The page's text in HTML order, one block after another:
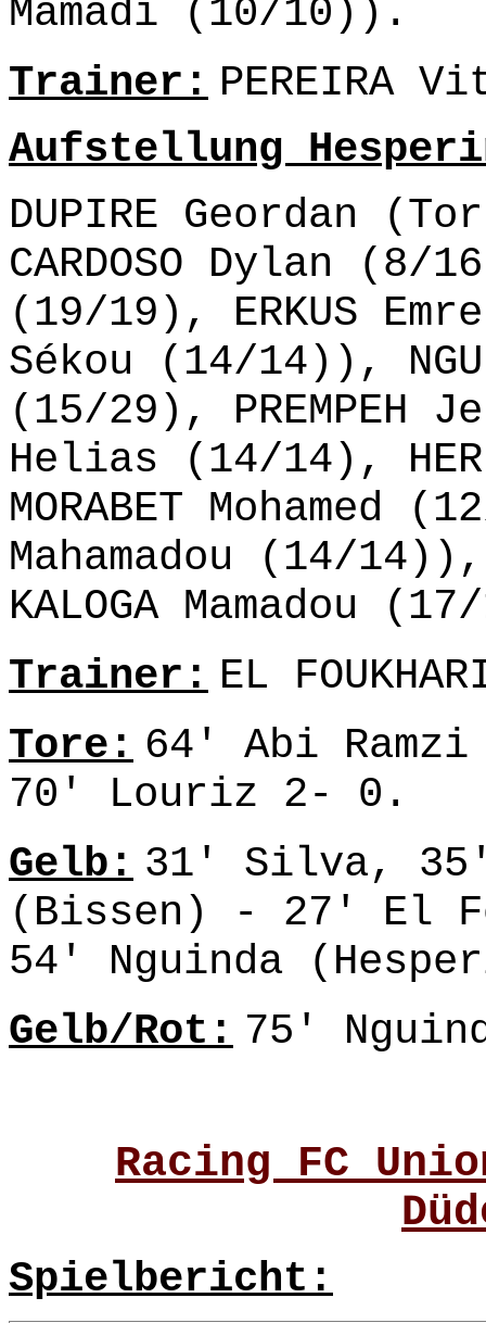
Mamadi (10/10)).
Trainer: PEREIRA
Aufstellung
DUPIRE Geordan
CARDOSO Dylan (8/
(19/19), ERKUS
Sékou (14/14)),
(15/29), PREMPEH
Helias (14/14),
MORABET Mohamed
Mahamadou (14/
KALOGA Mamadou
Trainer: EL
Tore: 64' Abi
70' Louriz 2- 0.
Gelb: 31' Silva, 35'
(Bissen) - 27' El
54' Nguinda
Gelb/Rot: 75'
Racing FC
Spielbericht: